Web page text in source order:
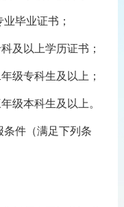
毕业证书；
及以上学历证书；
级专科生及以上；
级本科生及以上。
件（满足下列条